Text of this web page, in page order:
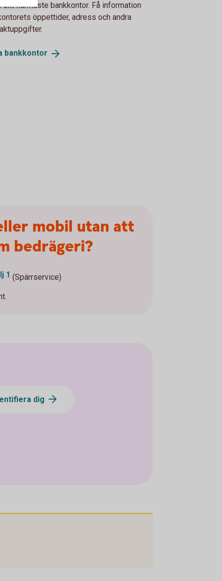
ditt närmaste bankkontor. Få information
öppettider, adress och andra
bankkontor
mobil utan att
bedrägeri?
1 (Spärrservice)
dig